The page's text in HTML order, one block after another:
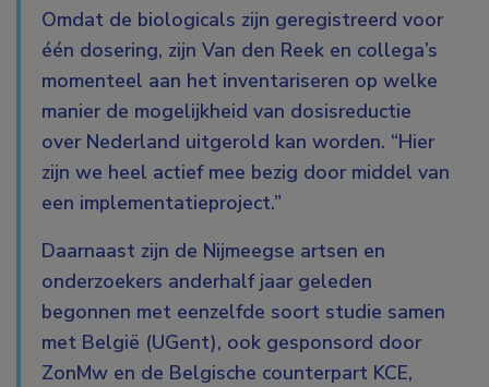
Omdat de biologicals zijn geregistreerd voor
één dosering, zijn Van den Reek en collega’s
momenteel aan het inventariseren op welke
manier de mogelijkheid van dosisreductie
over Nederland uitgerold kan worden. “Hier
zijn we heel actief mee bezig door middel van
een implementatieproject.”
Daarnaast zijn de Nijmeegse artsen en
onderzoekers anderhalf jaar geleden
begonnen met eenzelfde soort studie samen
met België (UGent), ook gesponsord door
ZonMw en de Belgische counterpart KCE,